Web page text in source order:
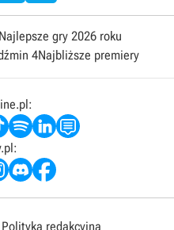
Najlepsze gry 2026 roku
4Najbliższe premiery
Polityka redakcyjna